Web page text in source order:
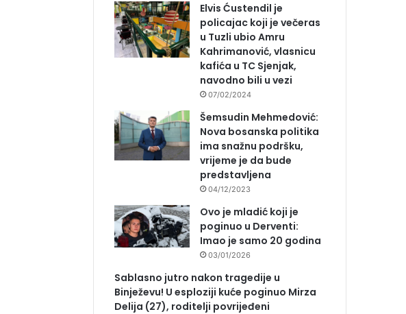
Elvis Ćustendil je
policajac koji je večeras
u Tuzli ubio Amru
Kahrimanović, vlasnicu
kafića u TC Sjenjak,
navodno bili u vezi
07/02/2024
Šemsudin Mehmedović:
Nova bosanska politika
ima snažnu podršku,
vrijeme je da bude
predstavljena
04/12/2023
Ovo je mladić koji je
poginuo u Derventi:
Imao je samo 20 godina
03/01/2026
Sablasno jutro nakon tragedije u
Binježevu! U esploziji kuće poginuo Mirza
Delija (27), roditelji povrijeđeni